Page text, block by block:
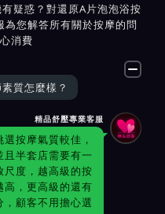
疑惑？對還原A片泡泡浴按
您解答所有關於按摩的問
消費
質怎麼樣？
精品舒壓專業客服
按摩氣質較佳，
半套店需要有一
尺度，越高級的按
高，更高級的還有
顧客不用擔心選